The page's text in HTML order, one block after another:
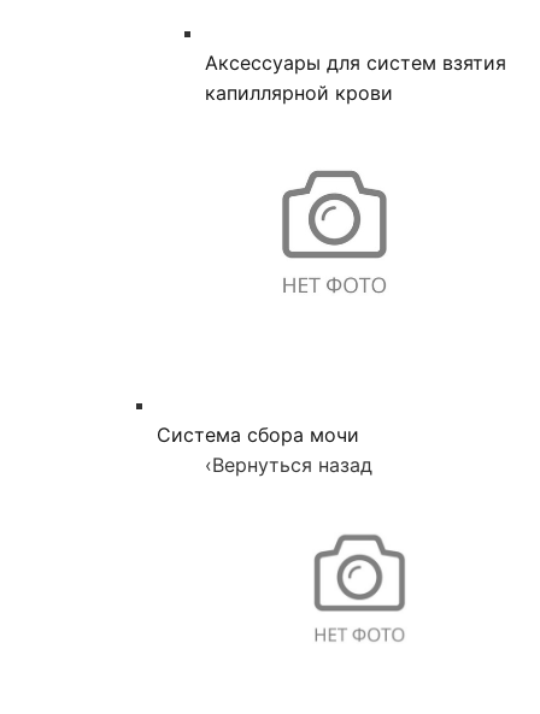
Аксессуары для систем взятия
капиллярной крови
Система сбора мочи
‹Вернуться назад